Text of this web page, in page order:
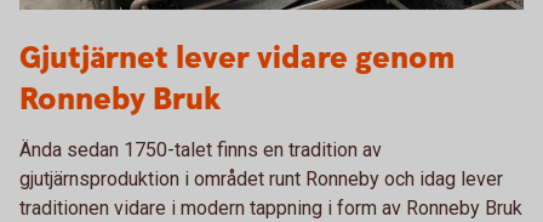
Gjutjärnet lever vidare genom
Ronneby Bruk
Ända sedan 1750-talet finns en tradition av
gjutjärnsproduktion i området runt Ronneby och idag lever
traditionen vidare i modern tappning i form av Ronneby Bruk